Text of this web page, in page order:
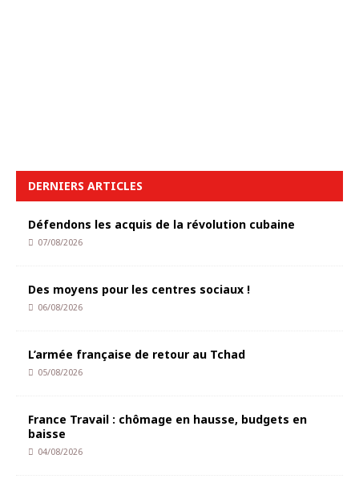
DERNIERS ARTICLES
Défendons les acquis de la révolution cubaine
07/08/2026
Des moyens pour les centres sociaux !
06/08/2026
L’armée française de retour au Tchad
05/08/2026
France Travail : chômage en hausse, budgets en
baisse
04/08/2026